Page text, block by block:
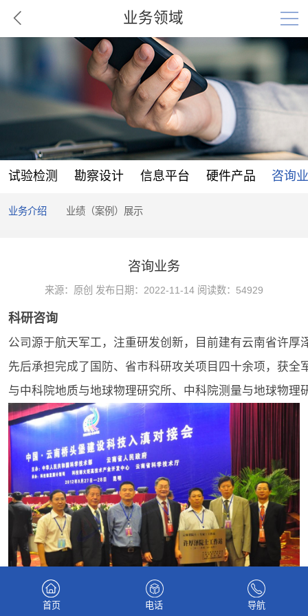
业务领域
试验检测 勘察设计 信息平台 硬件产品 咨询
业务介绍 业绩（案例）展示
咨询业务
来源：原创 发布日期：2022-11-14 阅读数：54929
科研咨询
公司源于航天军工，注重研发创新，目前建有云南省许
先后承担完成了国防、省市科研攻关项目四十余项，获
与中科院地质与地球物理研究所、中科院测量与地球物
首页 电话 导航